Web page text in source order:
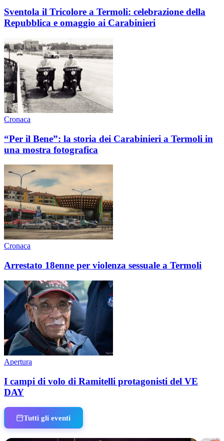
Sventola il Tricolore a Termoli: celebrazione della
Repubblica e omaggio ai Carabinieri
Cronaca
“Per il Bene”: la storia dei Carabinieri a Termoli in
una mostra fotografica
Cronaca
Arrestato 18enne per violenza sessuale a Termoli
Apertura
I campi di volo di Ramitelli protagonisti del VE
DAY
Tutti gli eventi